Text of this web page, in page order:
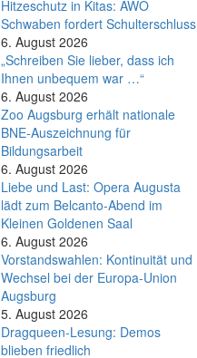
Hitzeschutz in Kitas: AWO
Schwaben fordert Schulterschluss
6. August 2026
„Schreiben Sie lieber, dass ich
Ihnen unbequem war …“
6. August 2026
Zoo Augsburg erhält nationale
BNE-Auszeichnung für
Bildungsarbeit
6. August 2026
Liebe und Last: Opera Augusta
lädt zum Belcanto-Abend im
Kleinen Goldenen Saal
6. August 2026
Vorstandswahlen: Kontinuität und
Wechsel bei der Europa-Union
Augsburg
5. August 2026
Dragqueen-Lesung: Demos
blieben friedlich